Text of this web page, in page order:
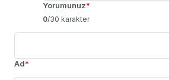
Yorumunuz*
0/30 karakter
Ad*